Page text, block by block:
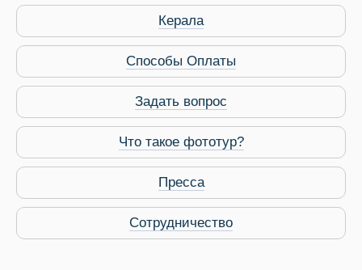
Дахаб
Керала
Способы Оплаты
Задать вопрос
Что такое фототур?
Пресса
Сотрудничество